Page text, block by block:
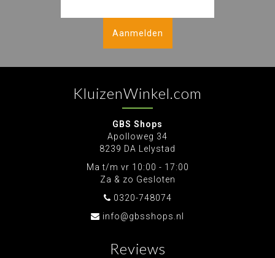
Aanmelden
KluizenWinkel.com
GBS Shops
Apolloweg 34
8239 DA Lelystad
Ma t/m vr 10:00 - 17:00
Za & zo Gesloten
0320-748074
info@gbsshops.nl
Reviews